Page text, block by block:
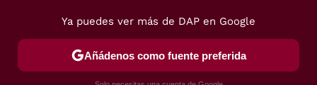
Ya puedes ver más de DAP en Google
Añádenos como fuente preferida